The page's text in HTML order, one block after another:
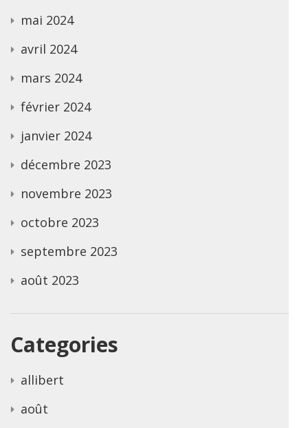
mai 2024
avril 2024
mars 2024
février 2024
janvier 2024
décembre 2023
novembre 2023
octobre 2023
septembre 2023
août 2023
Categories
allibert
août